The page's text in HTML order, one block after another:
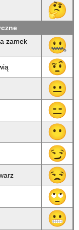
🤔
zamek
🤐
🤨
😐
😑
😶
😏
😒
🙄
😬